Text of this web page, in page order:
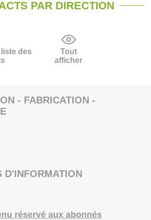
PAR DIRECTION
des
Tout
afficher
- FABRICATION -
D'INFORMATION
réservé aux abonnés